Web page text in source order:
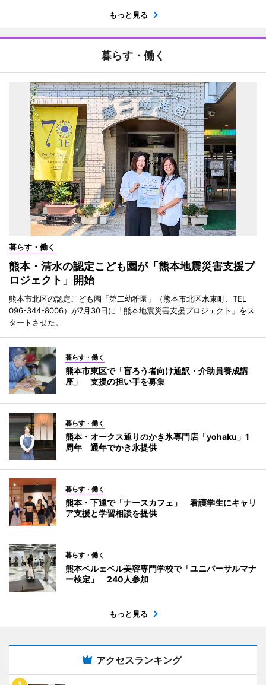
もっと見る
暮らす・働く
暮らす・働く
熊本・清水の認定こども園が「熊本地震災害支援プ
ロジェクト」開始
熊本市北区の認定こども園「第二幼稚園」（熊本市北区水東町、TEL
096-344-8006）が7月30日に「熊本地震災害支援プロジェクト」をス
タートさせた。
暮らす・働く
熊本市東区で「盲ろう者向け通訳・介助員養成講
座」 支援の担い手を募集
暮らす・働く
熊本・オークス通りのかき氷専門店「yohaku」1
周年 通年でかき氷提供
暮らす・働く
熊本・下通で「ナースカフェ」 看護学生にキャリ
ア支援と学習相談を提供
暮らす・働く
熊本ベルェベル美容専門学校で「ユニバーサルマナ
ー検定」 240人参加
もっと見る
アクセスランキング